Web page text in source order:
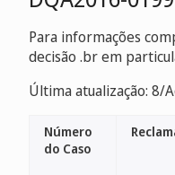
Para informações
decisão .br em
Última atualização: 8/
Número
do Caso